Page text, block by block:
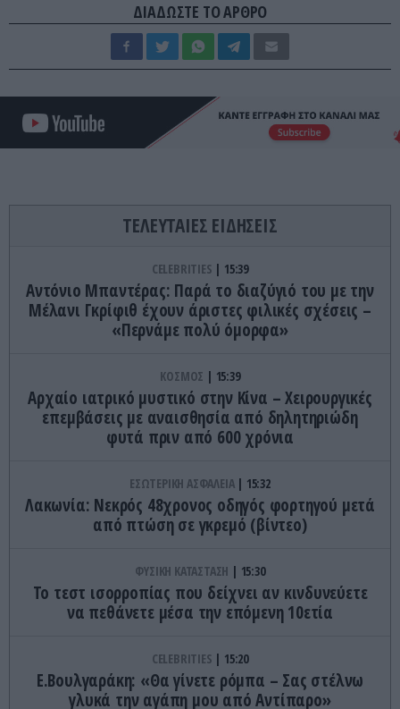
ΔΙΑΔΩΣΤΕ ΤΟ ΑΡΘΡΟ
ΤΕΛΕΥΤΑΙΕΣ ΕΙΔΗΣΕΙΣ
CELEBRITIES 15:39
Αντόνιο Μπαντέρας: Παρά το διαζύγιό του με την
Μέλανι Γκρίφιθ έχουν άριστες φιλικές σχέσεις –
«Περνάμε πολύ όμορφα»
ΚΟΣΜΟΣ 15:39
Αρχαίο ιατρικό μυστικό στην Κίνα – Χειρουργικές
επεμβάσεις με αναισθησία από δηλητηριώδη
φυτά πριν από 600 χρόνια
ΕΣΩΤΕΡΙΚΗ ΑΣΦΑΛΕΙΑ 15:32
Λακωνία: Νεκρός 48χρονος οδηγός φορτηγού μετά
από πτώση σε γκρεμό (βίντεο)
ΦΥΣΙΚΗ ΚΑΤΑΣΤΑΣΗ 15:30
Το τεστ ισορροπίας που δείχνει αν κινδυνεύετε
να πεθάνετε μέσα την επόμενη 10ετία
CELEBRITIES 15:20
Ε.Βουλγαράκη: «Θα γίνετε ρόμπα – Σας στέλνω
γλυκά την αγάπη μου από Αντίπαρο»